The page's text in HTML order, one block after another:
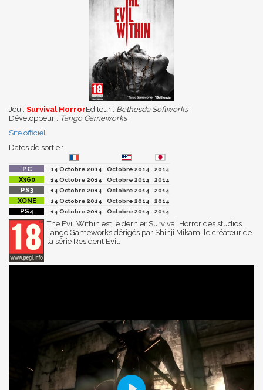
Jeu : Survival HorrorEditeur : Bethesda Softworks
Développeur : Tango Gameworks
Site officiel
Dates de sortie :
14 Octobre 2014 Octobre 2014
2014
14 Octobre 2014
Octobre 2014
2014
14 Octobre 2014
Octobre 2014
2014
14 Octobre 2014
Octobre 2014
2014
14 Octobre 2014
Octobre 2014 2014
The Evil Within est le dernier Survival Horror des studios
Tango Gameworks dérigés par Shinji Mikami,le créateur de
la série Resident Evil.